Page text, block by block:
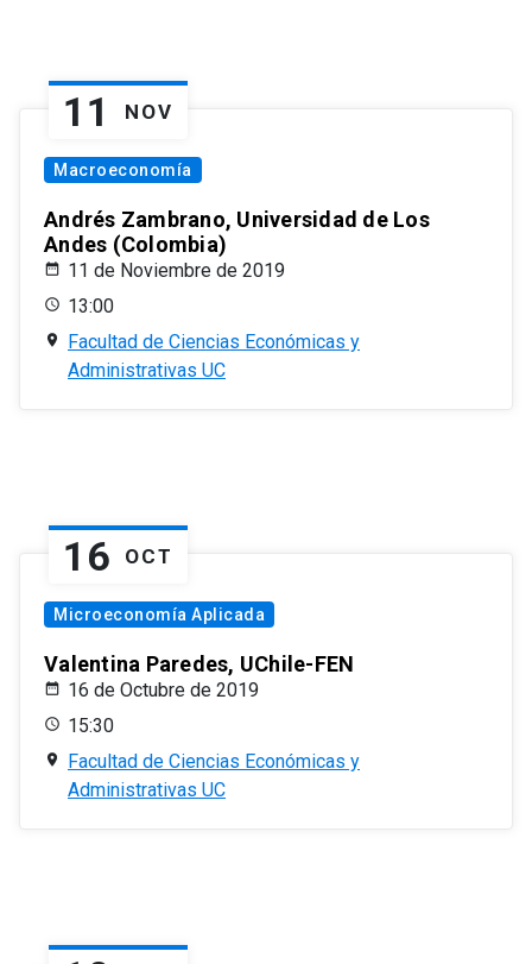
11 NOV
Macroeconomía
Andrés Zambrano, Universidad de Los
Andes (Colombia)
11 de Noviembre de 2019
13:00
Facultad de Ciencias Económicas y
Administrativas UC
16 OCT
Microeconomía Aplicada
Valentina Paredes, UChile-FEN
16 de Octubre de 2019
15:30
Facultad de Ciencias Económicas y
Administrativas UC